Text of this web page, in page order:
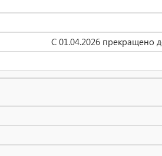
С 01.04.2026 прекращено